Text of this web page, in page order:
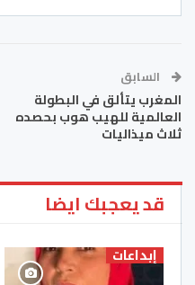
السابق
المغرب يتألق في البطولة
العالمية للهيب هوب بحصده
ثلاث ميذاليات
قد يعجبك ايضا
إبداعات